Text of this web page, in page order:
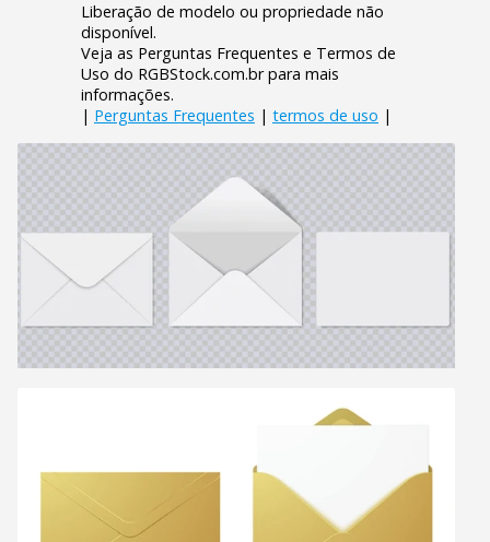
Liberação de modelo ou propriedade não
disponível.
Veja as Perguntas Frequentes e Termos de
Uso do RGBStock.com.br para mais
informações.
| Perguntas Frequentes | termos de uso |